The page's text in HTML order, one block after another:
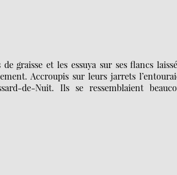
graisse et les essuya sur ses flancs
Accroupis sur leurs jarrets
de-Nuit. Ils se ressemblaient